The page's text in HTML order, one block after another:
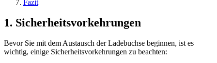
Fazit
1. Sicherheitsvorkehrungen
Bevor Sie mit dem Austausch der Ladebuchse beginnen, ist es
wichtig, einige Sicherheitsvorkehrungen zu beachten: